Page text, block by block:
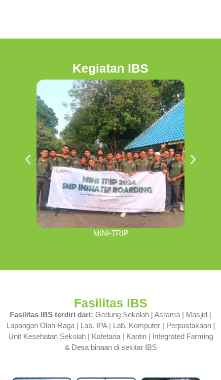
Kegiatan IBS
MINI-TRIP
Fasilitas IBS
Fasilitas IBS terdiri dari: Gedung Sekolah | Asrama | Masjid |
Lapangan Olah Raga | Lab. IPA | Lab. Komputer | Perpustakaan |
Unit Kesehatan Sekolah | Kafetaria | Kantin | Integrated Farming
& Desa binaan di sekitar IBS